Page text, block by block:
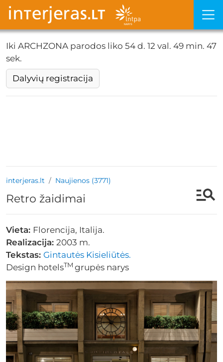
Iki ARCHZONA parodos liko 54 d. 12 val. 49 min. 46
sek.
Dalyvių registracija
interjeras.lt Naujienos (3771)
Retro žaidimai
Vieta: Florencija, Italija.
Realizacija: 2003 m.
Tekstas: Gintautės Kisieliūtės.
Design hotelsTM grupės narys